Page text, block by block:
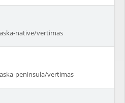
native/vertimas
peninsula/vertimas